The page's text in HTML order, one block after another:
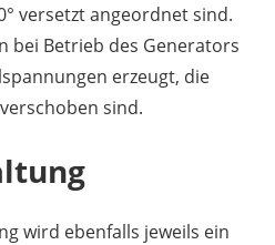
versetzt angeordnet sind.
bei Betrieb des Generators
erzeugt, die
sind.
wird ebenfalls jeweils ein